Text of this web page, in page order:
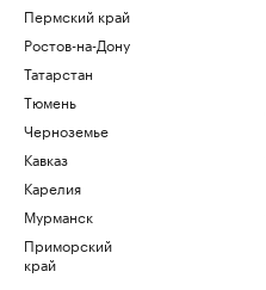
Пермский край
Ростов-на-Дону
Татарстан
Тюмень
Черноземье
Кавказ
Карелия
Мурманск
Приморский
край